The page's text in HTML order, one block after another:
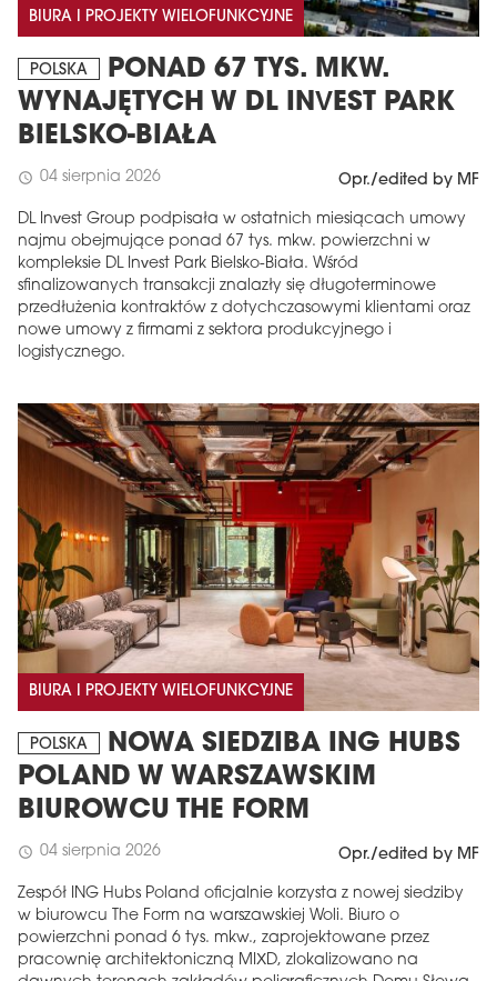
BIURA I PROJEKTY WIELOFUNKCYJNE
POLSKA
PONAD 67 TYS. MKW.
WYNAJĘTYCH W DL INVEST PARK
BIELSKO-BIAŁA
schedule 04 sierpnia 2026 Opr./edited by MF
DL Invest Group podpisała w ostatnich miesiącach umowy
najmu obejmujące ponad 67 tys. mkw. powierzchni w
kompleksie DL Invest Park Bielsko-Biała. Wśród
sfinalizowanych transakcji znalazły się długoterminowe
przedłużenia kontraktów z dotychczasowymi klientami oraz
nowe umowy z firmami z sektora produkcyjnego i
logistycznego.
BIURA I PROJEKTY WIELOFUNKCYJNE
POLSKA
NOWA SIEDZIBA ING HUBS
POLAND W WARSZAWSKIM
BIUROWCU THE FORM
schedule 04 sierpnia 2026 Opr./edited by MF
Zespół ING Hubs Poland oficjalnie korzysta z nowej siedziby
w biurowcu The Form na warszawskiej Woli. Biuro o
powierzchni ponad 6 tys. mkw., zaprojektowane przez
pracownię architektoniczną MIXD, zlokalizowano na